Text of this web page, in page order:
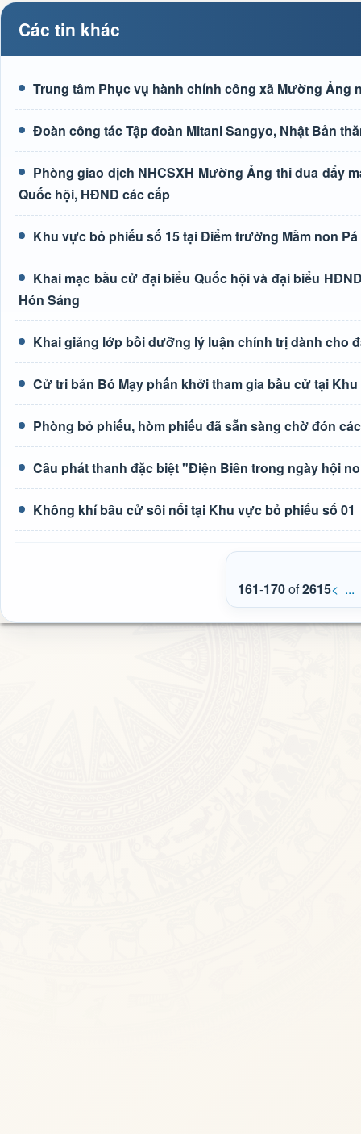
Các tin khác
Trung tâm Phục vụ hành chính công xã Mường Ảng
Đoàn công tác Tập đoàn Mitani Sangyo, Nhật Bản
Phòng giao dịch NHCSXH Mường Ảng thi đua đẩy
Quốc hội, HĐND các cấp
Khu vực bỏ phiếu số 15 tại Điểm trường Mầm non
Khai mạc bầu cử đại biểu Quốc hội và đại biểu
Hón Sáng
Khai giảng lớp bồi dưỡng lý luận chính trị dành cho
Cử tri bản Bó Mạy phấn khởi tham gia bầu cử tại
Phòng bỏ phiếu, hòm phiếu đã sẵn sàng chờ đón
Cầu phát thanh đặc biệt "Điện Biên trong ngày hội
Không khí bầu cử sôi nổi tại Khu vực bỏ phiếu số 01
161-170of2615< ...